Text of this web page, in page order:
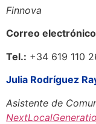
Finnova
Correo
Tel.: +34 619 110
Julia Rodríguez
Asistente de